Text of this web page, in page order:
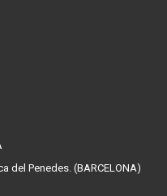
del Penedes. (BARCELONA)